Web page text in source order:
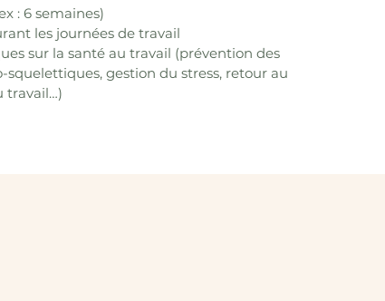
: 6 semaines)
les journées de travail
sur la santé au travail (prévention des
squelettiques, gestion du stress, retour au
travail…)